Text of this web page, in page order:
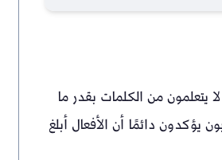
يتعلمون من الكلمات بقدر ما
يؤكدون دائمًا أن الأفعال أبلغ